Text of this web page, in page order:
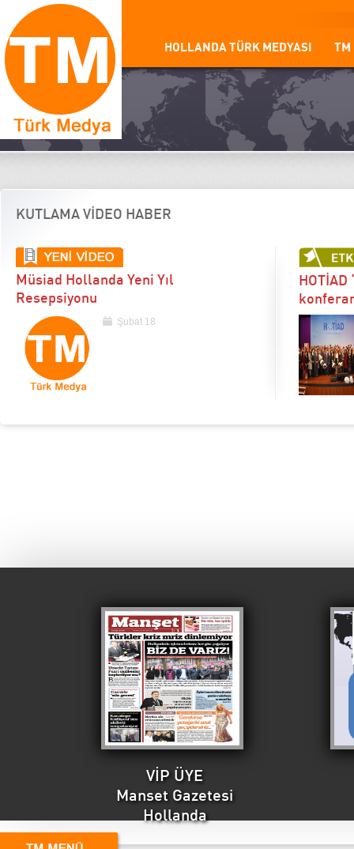
HOLLANDA TÜRK MEDYASI TM
KUTLAMA VİDEO HABER
Müsiad Hollanda Yeni Yıl
Resepsiyonu
Şubat 18
VİP ÜYE
Manset Gazetesi
Hollanda